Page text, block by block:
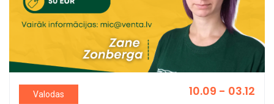
Valodas 10.09 - 03.12